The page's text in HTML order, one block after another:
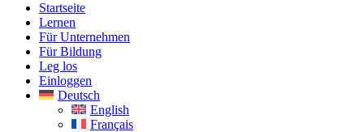
Startseite
Lernen
Für Unternehmen
Für Bildung
Leg los
Einloggen
Deutsch
English
Français